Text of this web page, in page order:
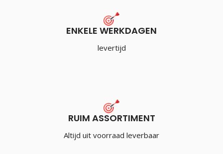
ENKELE WERKDAGEN
levertijd
RUIM ASSORTIMENT
Altijd uit voorraad leverbaar